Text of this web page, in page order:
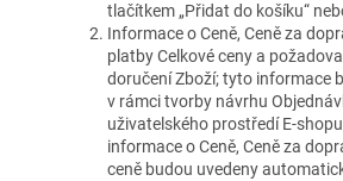
tlačítkem „Přidat do košíku“
Informace o Ceně, Ceně za
platby Celkové ceny a
doručení Zboží; tyto informace
v rámci tvorby návrhu
uživatelského prostředí E-
informace o Ceně, Ceně za
ceně budou uvedeny